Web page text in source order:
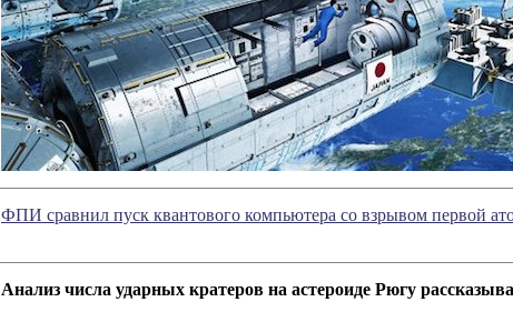
ФПИ сравнил пуск квантового компьютера со взрывом первой
Анализ числа ударных кратеров на астероиде Рюгу